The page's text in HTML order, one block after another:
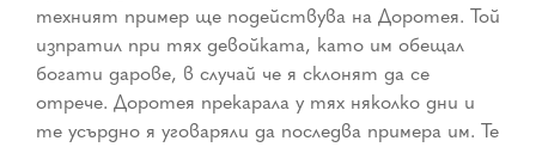
техният пример ще подействува на Доротея. Той
изпратил при тях девойката, като им обещал
богати дарове, в случай че я склонят да се
отрече. Доротея прекарала у тях няколко дни и
те усърдно я уговаряли да последва примера им. Те